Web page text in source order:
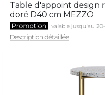
Table d'appoint design
doré D40 cm MEZZO
Promotion valable jusqu'au
Description détaillée